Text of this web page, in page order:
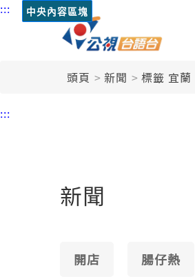
::: 中央內容區塊
頭頁 新聞 標籤 宜蘭
:::
新聞
開店 腸仔熱